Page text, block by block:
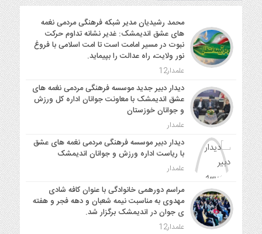
محمد رشیدیان مدیر شبکه فرهنگی مردمی نغمه
های عشق اندیمشک: غدیر نشانه تداوم حرکت
نبوت در مسیر امامت است تا امت اسلامی با فروغ
نور ولایت، راه عدالت را بپیماید.
علمدار12
دیدار دبیر جدید موسسه فرهنگی مردمی نغمه های
عشق اندیمشک با معاونت جوانان اداره کل ورزش
و جوانان خوزستان
علمدار
دیدار دبیر موسسه فرهنگی مردمی نغمه های عشق
با ریاست اداره ورزش و جوانان اندیمشک
علمدار
مراسم دورهمی خانوادگی با عنوان کافه شادی
مهدوی به مناسبت نیمه شعبان و دهه فجر و هفته
ی جوان در اندیمشک برگزار شد.
علمدار12